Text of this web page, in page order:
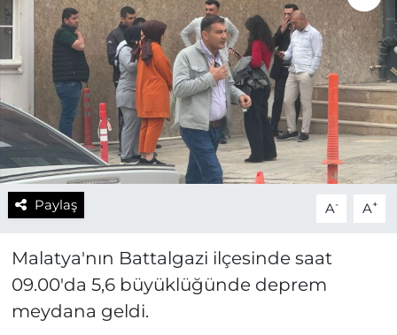
Paylaş A- A+
Malatya'nın Battalgazi ilçesinde saat
09.00'da 5,6 büyüklüğünde deprem
meydana geldi.